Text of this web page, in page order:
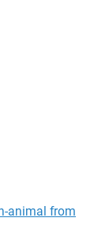
animal from